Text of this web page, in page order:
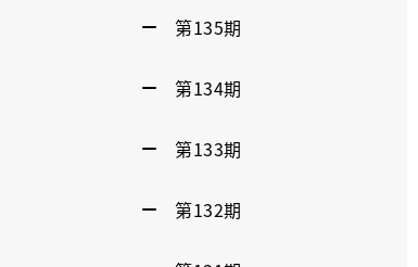
第135期
第134期
第133期
第132期